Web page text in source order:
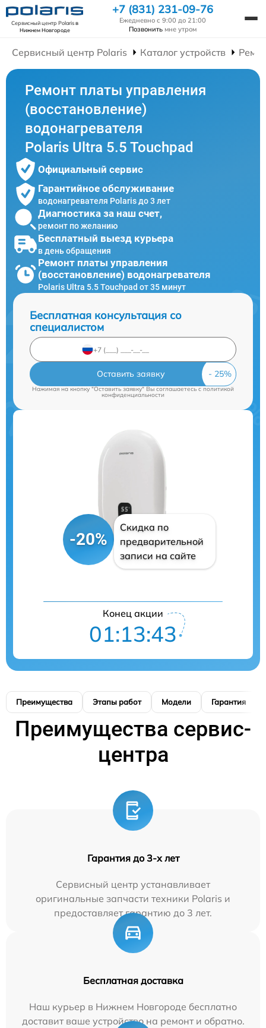
Сервисный центр Polarisв
Нижнем Новгороде
+7 (831) 231-09-76
Ежедневно с 9:00 до 21:00
Позвонить мне утром
Сервисный центр Polaris Каталог устройств
Ремонт платы управления
(восстановление)
водонагревателя
Polaris Ultra 5.5 Touchpad
Официальный сервис
Гарантийное обслуживание
водонагревателя Polaris до 3 лет
Диагностика за наш счет,
ремонт по желанию
Бесплатный выезд курьера
в день обращения
Ремонт платы управления
(восстановление) водонагревателя
Polaris Ultra 5.5 Touchpad от 35 минут
Бесплатная консультация со
специалистом
Оставить заявку
Нажимая на кнопку "Оставить заявку" Вы соглашаетесь cполитикой
конфиденциальности
-20%
Скидка по
предварительной
записи на сайте
Конец акции
01:13:42
Преимущества Этапы работ Модели Гарантия
Преимущества сервис-
центра
Гарантия до 3-х лет
Сервисный центр устанавливает
оригинальные запчасти техники Polaris и
предоставляет гарантию до 3 лет.
Бесплатная доставка
Наш курьер в Нижнем Новгороде бесплатно
доставит ваше устройство на ремонт и обратно.